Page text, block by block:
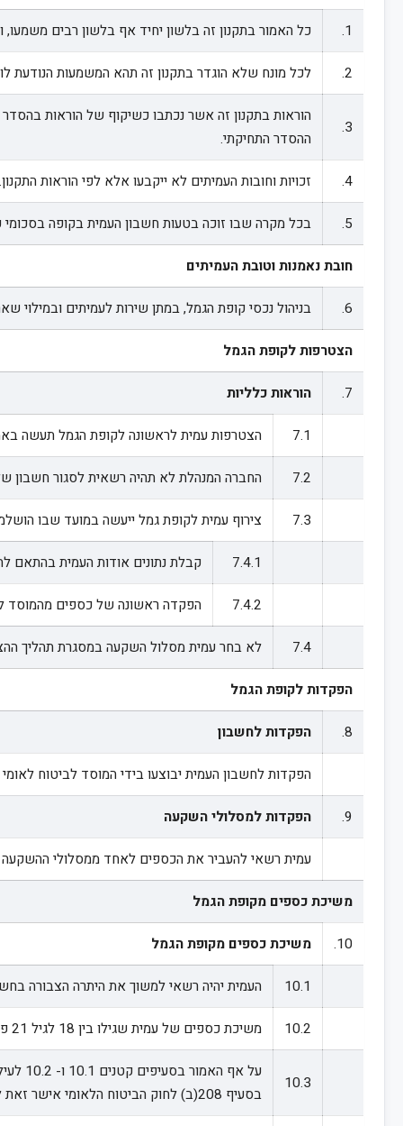
1. כל האמור בתקנון זה בלשון יחיד אף בלשון רבים
2. לכל מונח שלא הוגדר בתקנון זה תהא המשמעות הנודעת לו במקומו המתאים בהסדר התחיקתי, בחוק
3.
הוראות בתקנון זה אשר נכתבו כשיקוף של הוראות בהסדר
ההסדר התחיקתי.
4. זכויות וחובות העמיתים לא ייקבעו אלא לפי הוראות התקנון.
5. בכל מקרה שבו זוכה בטעות חשבון העמית בקופה
חובת נאמנות וטובת העמיתים
6. בניהול נכסי קופת הגמל, במתן שירות לעמיתים
הצטרפות לקופת הגמל
7. הוראות כלליות
7.1 הצטרפות עמית לראשונה לקופת הגמל תעשה
7.2 החברה המנהלת לא תהיה רשאית לסגור חשבון של
7.3 צירוף עמית לקופת גמל ייעשה במועד שבו
7.4.1 קבלת נתונים אודות העמית בהתאם
7.4.2 הפקדה ראשונה של כספים מהמוסד
7.4 לא בחר עמית מסלול השקעה במסגרת תהליך
הפקדות לקופת הגמל
8. הפקדות לחשבון
הפקדות לחשבון העמית יבוצעו בידי המוסד לביטוח
9. הפקדות למסלולי השקעה
עמית רשאי להעביר את הכספים לאחד ממסלולי
משיכת כספים מקופת הגמל
10. משיכת כספים מקופת הגמל
10.1 העמית יהיה רשאי למשוך את היתרה הצבורה
10.2 משיכת כספים של עמית שגילו בין 18 לגיל 21 פחות יום תותנה באישור אחד מהוריו, בחתימתו, והכל בהתאם להוראות תקנות הביטוח הלאומי והוראות הממונה.
10.3
בסעיף 208(ב) לחוק הביטוח הלאומי אישר זאת להורה של העמית או למקבל הקצבה.